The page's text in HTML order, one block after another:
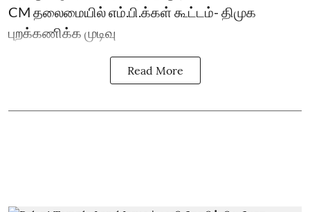
CM தலைமையில் எம்.பி.க்கள் கூட்டம்- திமுக
புறக்கணிக்க முடிவு
Read More